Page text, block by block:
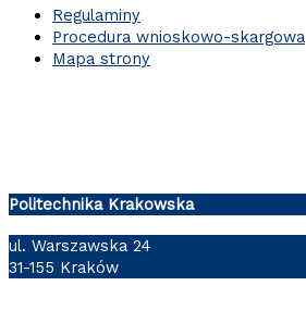
Regulaminy
Procedura wnioskowo-skargowa
Mapa strony
Politechnika Krakowska
ul. Warszawska 24
31-155 Kraków